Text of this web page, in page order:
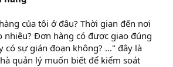
của tôi ở đâu? Thời gian đến nơi
nhiêu? Đơn hàng có được giao đúng
có sự gián đoạn không? ..." đây là
quản lý muốn biết để kiểm soát